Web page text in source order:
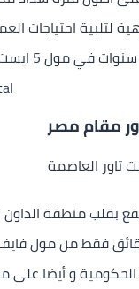
لتلبية احتياجات
و أيضا على